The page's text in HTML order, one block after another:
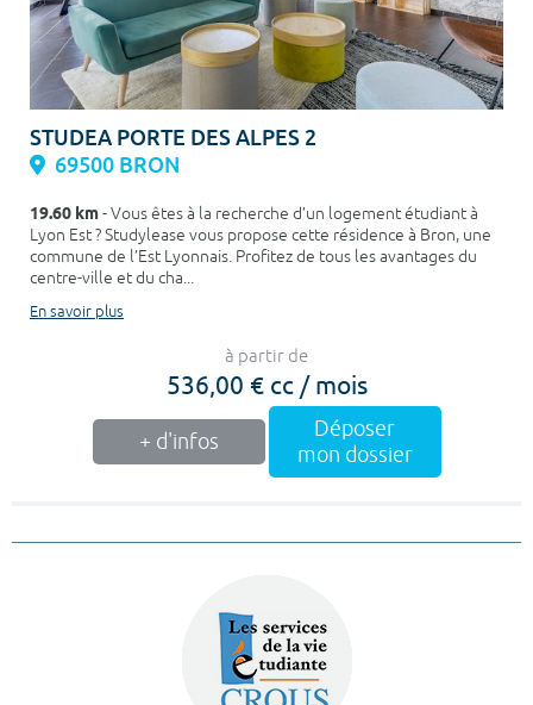
STUDEA PORTE DES ALPES 2
69500 BRON
19.60 km- Vous êtes à la recherche d’un logement étudiant à
Lyon Est ? Studylease vous propose cette résidence à Bron, une
commune de l’Est Lyonnais. Profitez de tous les avantages du
centre-ville et du cha...
En savoir plus
à partir de
536,00 € cc / mois
+ d'infos
Déposer
mon dossier